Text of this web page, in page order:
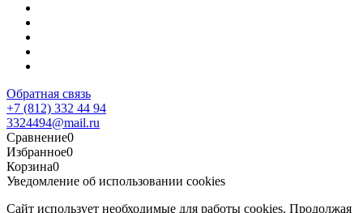
Обратная связь
+7 (812) 332 44 94
3324494@mail.ru
Сравнение0
Избранное0
Корзина0
Уведомление об использовании cookies
Сайт использует необходимые для работы cookies. Продолжая